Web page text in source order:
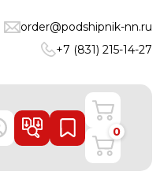
order@podshipnik-nn.ru
+7 (831) 215-14-27
0